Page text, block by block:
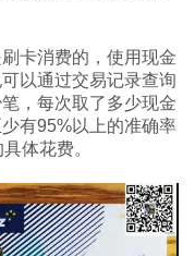
卡消费的，使用现金
以通过交易记录查询
，每次取了多少现金
有95%以上的准确率
体花费。